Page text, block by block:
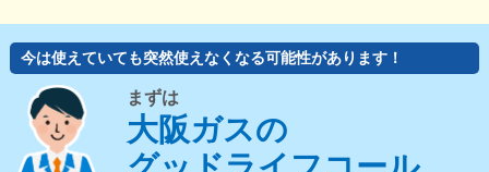
今は使えていても突然使えなくなる可能性があります！
まずは
大阪ガスの